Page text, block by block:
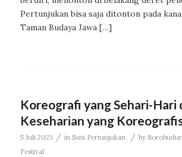
Pertunjukan bisa saja ditonton pada
Taman Budaya Jawa […]
Koreografi yang Sehari-Hari
Keseharian yang
5 Juli 2023 / in Seni Pertunjukan / by
Festival